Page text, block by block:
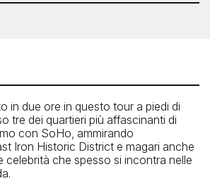
Street Park (corner of 6th Avenue
8692
in due ore in questo tour a piedi di
tre dei quartieri più affascinanti di
con SoHo, ammirando
Iron Historic District e magari anche
celebrità che spesso si incontra nelle